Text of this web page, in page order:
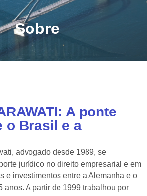
Sobre
A ponte
o Brasil e a
advogado desde 1989, se
jurídico no direito empresarial e em
e investimentos entre a Alemanha e o
anos. A partir de 1999 trabalhou por